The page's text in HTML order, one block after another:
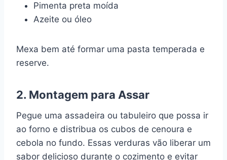
Pimenta preta moída
Azeite ou óleo
Mexa bem até formar uma pasta temperada e
reserve.
2. Montagem para Assar
Pegue uma assadeira ou tabuleiro que possa ir
ao forno e distribua os cubos de cenoura e
cebola no fundo. Essas verduras vão liberar um
sabor delicioso durante o cozimento e evitar